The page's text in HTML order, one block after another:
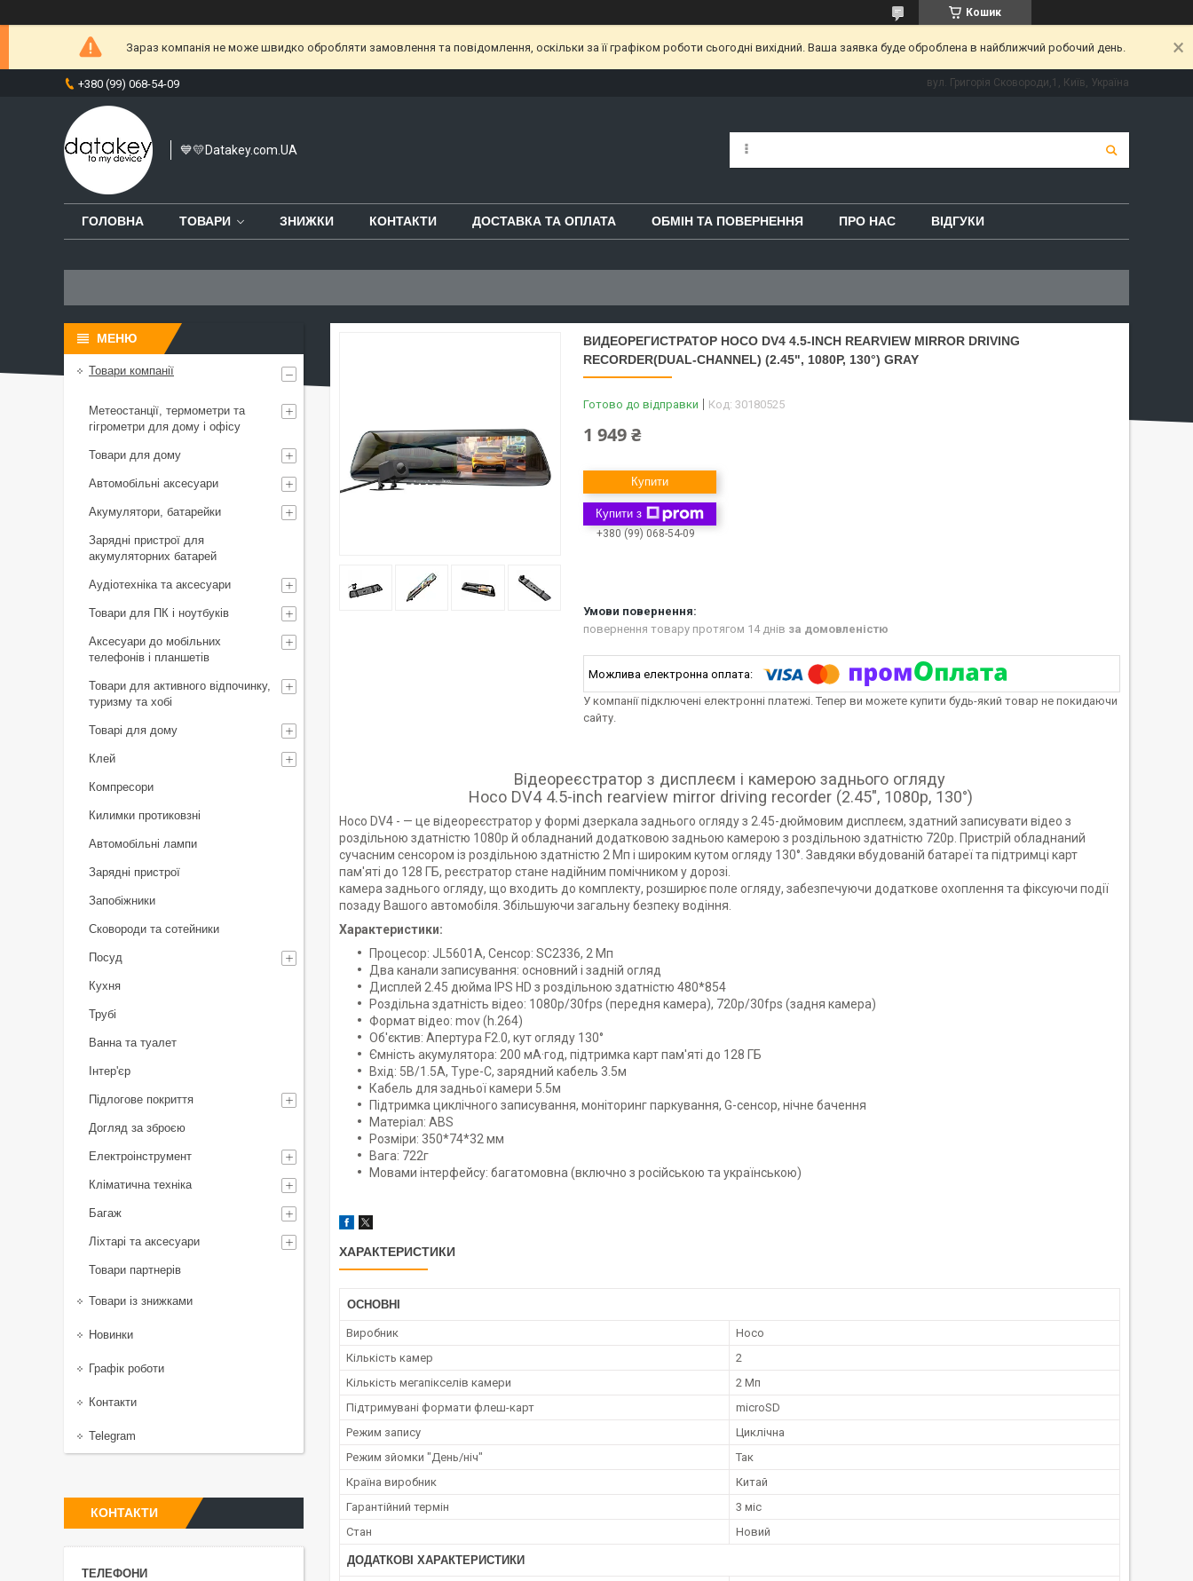
Кошик
Зараз компанія не може швидко обробляти замовлення та повідомлення, оскільки за її графіком роботи сьогодні вихідний. Ваша заявка буде оброблена в найближчий робочий день.
+380 (99) 068-54-09 вул. Григорія Сковороди,1, Київ, Україна
💙💛Datakey.com.UA
ГОЛОВНА ТОВАРИ ЗНИЖКИ КОНТАКТИ ДОСТАВКА ТА ОПЛАТА ОБМІН ТА ПОВЕРНЕННЯ ПРО НАС ВІДГУКИ
ВИДЕОРЕГИСТРАТОР HOCO DV4 4.5-INCH REARVIEW MIRROR DRIVING
RECORDER(DUAL-CHANNEL) (2.45", 1080P, 130°) GRAY
Готово до відправки Код: 30180525
1 949 ₴
Купити
Купити з
+380 (99) 068-54-09
повернення товару протягом 14 днів за домовленістю
У компанії підключені електронні платежі. Тепер ви можете купити будь-який товар не покидаючи
сайту.
Відеореєстратор з дисплеєм і камерою заднього огляду
Hoco DV4 4.5-inch rearview mirror driving recorder (2.45", 1080p, 130°)
Hoco DV4 - — це відеореєстратор у формі дзеркала заднього огляду з 2.45-дюймовим дисплеєм, здатний записувати відео з
роздільною здатністю 1080p й обладнаний додатковою задньою камерою з роздільною здатністю 720p. Пристрій обладнаний
сучасним сенсором із роздільною здатністю 2 Мп і широким кутом огляду 130°. Завдяки вбудованій батареї та підтримці карт
пам'яті до 128 ГБ, реєстратор стане надійним помічником у дорозі.
камера заднього огляду, що входить до комплекту, розширює поле огляду, забезпечуючи додаткове охоплення та фіксуючи події
позаду Вашого автомобіля. Збільшуючи загальну безпеку водіння.
Характеристики:
Процесор: JL5601A, Сенсор: SC2336, 2 Мп
Два канали записування: основний і задній огляд
Дисплей 2.45 дюйма IPS HD з роздільною здатністю 480*854
Роздільна здатність відео: 1080р/30fps (передня камера), 720p/30fps (задня камера)
Формат відео: mov (h.264)
Об'єктив: Апертура F2.0, кут огляду 130°
Ємність акумулятора: 200 мА·год, підтримка карт пам'яті до 128 ГБ
Вхід: 5В/1.5A, Type-C, зарядний кабель 3.5м
Кабель для задньої камери 5.5м
Підтримка циклічного записування, моніторинг паркування, G-сенсор, нічне бачення
Матеріал: ABS
Розміри: 350*74*32 мм
Вага: 722г
Мовами інтерфейсу: багатомовна (включно з російською та українською)
ХАРАКТЕРИСТИКИ
ОСНОВНІ
Виробник
Hoco
Кількість камер
2
Кількість мегапікселів камери
2 Мп
Підтримувані формати флеш-карт
microSD
Режим запису
Циклічна
Режим зйомки "День/ніч"
Так
Країна виробник
Китай
Гарантійний термін
3 міс
Стан
Новий
ДОДАТКОВІ ХАРАКТЕРИСТИКИ
Товари компанії
Метеостанції, термометри та
гігрометри для дому і офісу
Товари для дому
Автомобільні аксесуари
Акумулятори, батарейки
Зарядні пристрої для
акумуляторних батарей
Аудіотехніка та аксесуари
Товари для ПК і ноутбуків
Аксесуари до мобільних
телефонів і планшетів
Товари для активного відпочинку,
туризму та хобі
Товарі для дому
Клей
Компресори
Килимки протиковзні
Автомобільні лампи
Зарядні пристрої
Запобіжники
Сковороди та сотейники
Посуд
Кухня
Трубі
Ванна та туалет
Інтер'єр
Підлогове покриття
Догляд за зброєю
Електроінструмент
Кліматична техніка
Багаж
Ліхтарі та аксесуари
Товари партнерів
Товари із знижками
Новинки
Графік роботи
Контакти
Telegram
КОНТАКТИ